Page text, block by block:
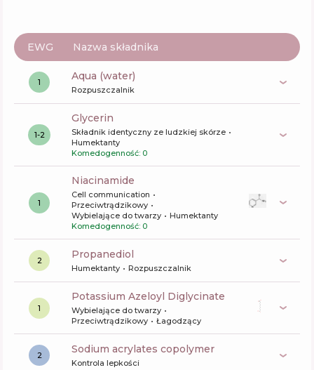
EWG Nazwa składnika
1 aqua (water)
Rozpuszczalnik
1-2
glycerin
Składnik identyczny ze ludzkiej skórze
Humektanty
Komedogenność: 0
1
niacinamide
Cell communication
Przeciwtrądzikowy
Wybielające do twarzy
Humektanty
Komedogenność: 0
2 propanediol
Humektanty Rozpuszczalnik
1
Potassium Azeloyl Diglycinate
Wybielające do twarzy
Przeciwtrądzikowy
Łagodzący
2 sodium acrylates copolymer
Kontrola lepkości